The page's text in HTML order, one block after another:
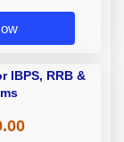
IBPS, RRB &